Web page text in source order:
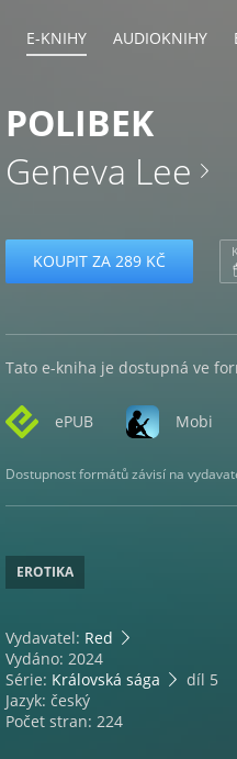
E-KNIHY AUDIOKNIHY
POLIBEK
Geneva Lee
KOUPIT ZA 289 KČ
Tato e-kniha je dostupná ve
ePUB Mobi
Dostupnost formátů závisí na
EROTIKA
Vydavatel: Red
Vydáno: 2024
Série: Královská sága
díl 5
Jazyk: český
Počet stran: 224